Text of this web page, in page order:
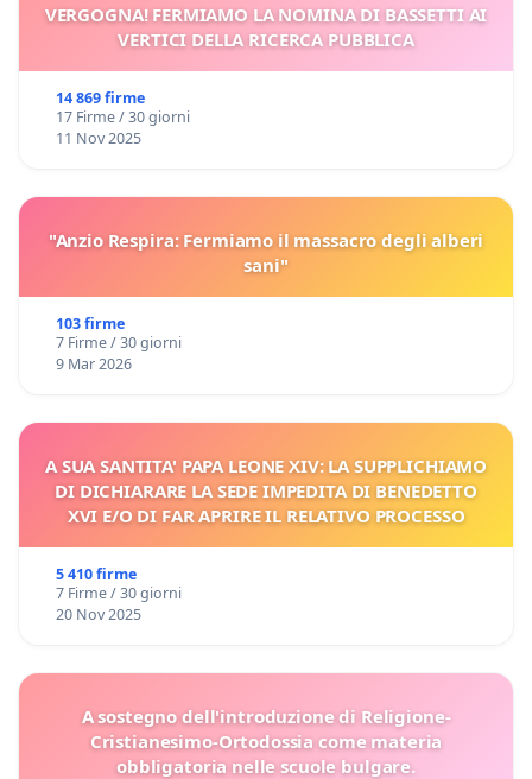
VERGOGNA! FERMIAMO LA NOMINA DI BASSETTI AI
VERTICI DELLA RICERCA PUBBLICA
14 869 firme
17 Firme / 30 giorni
11 Nov 2025
"Anzio Respira: Fermiamo il massacro degli alberi
sani"
103 firme
7 Firme / 30 giorni
9 Mar 2026
A SUA SANTITA' PAPA LEONE XIV: LA SUPPLICHIAMO
DI DICHIARARE LA SEDE IMPEDITA DI BENEDETTO
XVI E/O DI FAR APRIRE IL RELATIVO PROCESSO
5 410 firme
7 Firme / 30 giorni
20 Nov 2025
A sostegno dell'introduzione di Religione-
Cristianesimo-Ortodossia come materia
obbligatoria nelle scuole bulgare.